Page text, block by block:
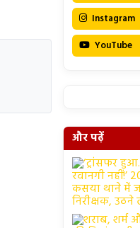
Instagram
YouTube
और पढ़ें